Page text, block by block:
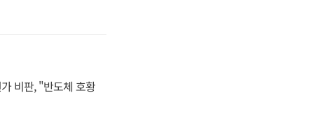
비판, "반도체 호황